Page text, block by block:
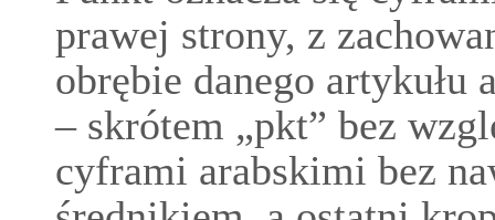
prawej strony, z
obrębie danego artykułu
– skrótem „pkt” bez
cyframi arabskimi bez